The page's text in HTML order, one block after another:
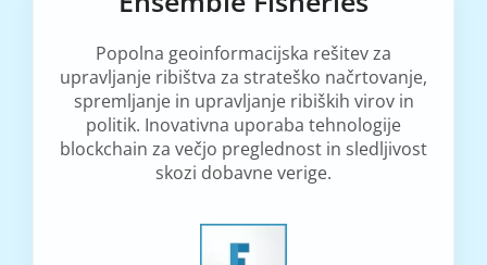
Popolna geoinformacijska rešitev za
upravljanje ribištva za strateško načrtovanje,
spremljanje in upravljanje ribiških virov in
politik. Inovativna uporaba tehnologije
blockchain za večjo preglednost in sledljivost
skozi dobavne verige.